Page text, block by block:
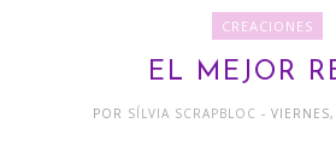
CREACIONES
EL MEJOR
POR SÍLVIA SCRAPBLOC -